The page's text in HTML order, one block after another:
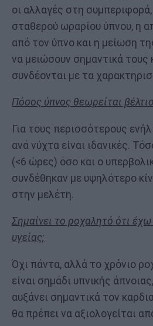
οι αλλαγές στη
σταθερού ωραρίου ύπνου, η
από τον ύπνο και η μείωση
να μειώσουν σημαντικά τους
συνδέονται με τα
Πόσος ύπνος θεωρείται
Για τους περισσότερους
ανά νύχτα είναι ιδανικές.
(<6 ώρες) όσο και ο
συνδέθηκαν με υψηλότερο
στην μελέτη.
Σημαίνει το ροχαλητό ότι
υγείας;
Όχι πάντα, αλλά το χρόνιο
είναι σημάδι υπνικής
αυξάνει σημαντικά τον
θα πρέπει να αξιολογείται